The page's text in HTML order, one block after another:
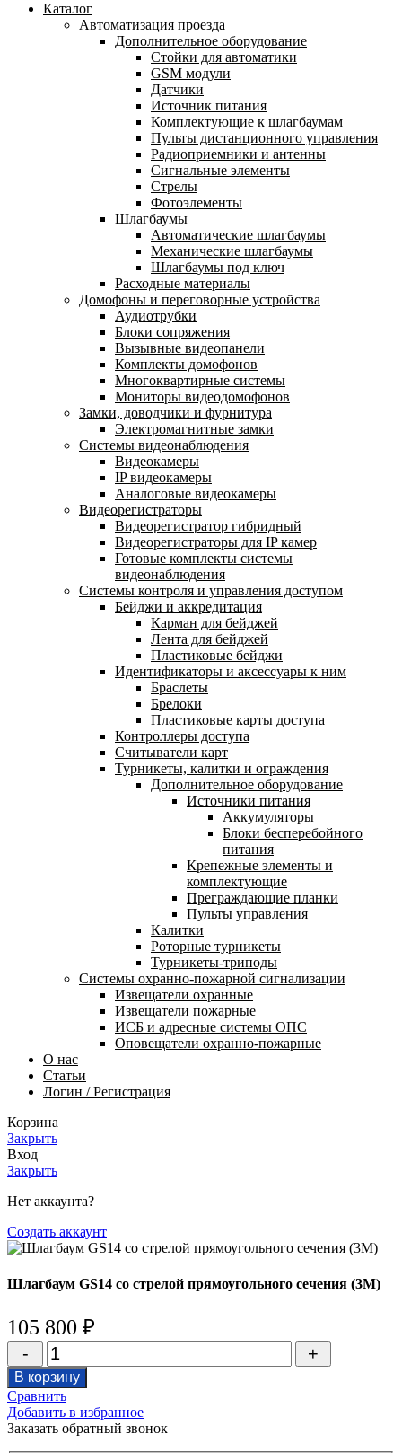
Каталог
Автоматизация проезда
Дополнительное оборудование
Cтойки для автоматики
GSM модули
Датчики
Источник питания
Комплектующие к шлагбаумам
Пульты дистанционного управления
Радиоприемники и антенны
Сигнальные элементы
Стрелы
Фотоэлементы
Шлагбаумы
Автоматические шлагбаумы
Механические шлагбаумы
Шлагбаумы под ключ
Расходные материалы
Домофоны и переговорные устройства
Аудиотрубки
Блоки сопряжения
Вызывные видеопанели
Комплекты домофонов
Многоквартирные системы
Мониторы видеодомофонов
Замки, доводчики и фурнитура
Электромагнитные замки
Системы видеонаблюдения
Видеокамеры
IP видеокамеры
Аналоговые видеокамеры
Видеорегистраторы
Видеорегистратор гибридный
Видеорегистраторы для IP камер
Готовые комплекты системы
видеонаблюдения
Системы контроля и управления доступом
Бейджи и аккредитация
Карман для бейджей
Лента для бейджей
Пластиковые бейджи
Идентификаторы и аксессуары к ним
Браслеты
Брелоки
Пластиковые карты доступа
Контроллеры доступа
Считыватели карт
Турникеты, калитки и ограждения
Дополнительное оборудование
Источники питания
Аккумуляторы
Блоки бесперебойного
питания
Крепежные элементы и
комплектующие
Преграждающие планки
Пульты управления
Калитки
Роторные турникеты
Турникеты-триподы
Системы охранно-пожарной сигнализации
Извещатели охранные
Извещатели пожарные
ИСБ и адресные системы ОПС
Оповещатели охранно-пожарные
О нас
Статьи
Логин / Регистрация
Корзина
Закрыть
Вход
Закрыть
Нет аккаунта?
Создать аккаунт
Шлагбаум GS14 со стрелой прямоугольного сечения (3М)
105 800 ₽
Количество
товара
Шлагбаум
GS14
со
стрелой
В корзину
Сравнить
Добавить в избранное
Заказать обратный звонок